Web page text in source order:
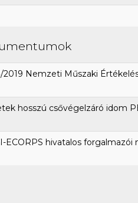
2019 Nemzeti Műszaki
hosszú csővégelzáró idom
ECORPS hivatalos forgalmazói